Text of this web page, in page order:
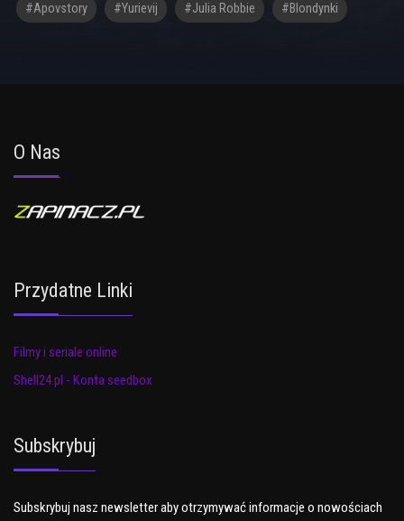
#Apovstory #Yurievij #Julia Robbie #blondynki
O Nas
Przydatne Linki
Filmy i seriale online
Shell24.pl - Konta seedbox
Subskrybuj
Subskrybuj nasz newsletter aby otrzymywać informacje o nowościach